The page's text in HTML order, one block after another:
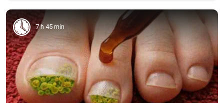
7 h 45 min